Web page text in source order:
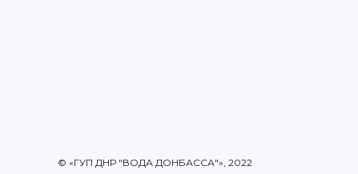
© «ГУП ДНР "ВОДА ДОНБАССА"», 2022